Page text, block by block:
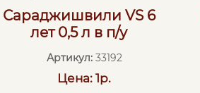
Сараджишвили VS 6
лет 0,5 л в п/у
Артикул:33192
Цена: 1р.